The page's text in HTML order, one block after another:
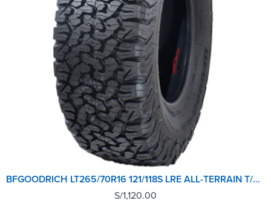
BFGOODRICH LT265/70R16 121/118S LRE ALL-TERRAIN T/A KO2
S/1,120.00